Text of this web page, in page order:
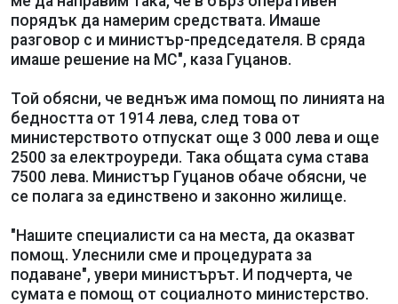
порядък да намерим средствата. Имаше
разговор с и министър-председателя. В сряда
имаше решение на МС", каза Гуцанов.
Той обясни, че веднъж има помощ по линията на
бедността от 1914 лева, след това от
министерството отпускат още 3 000 лева и още
2500 за електроуреди. Така общата сума става
7500 лева. Министър Гуцанов обаче обясни, че
се полага за единствено и законно жилище.
"Нашите специалисти са на места, да оказват
помощ. Улеснили сме и процедурата за
подаване", увери министърът. И подчерта, че
сумата е помощ от социалното министерство.